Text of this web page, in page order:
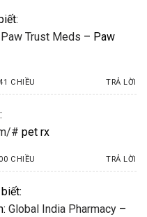
Paw Trust Meds – Paw
CHIỀU TRẢ LỜI
# pet rx
CHIỀU TRẢ LỜI
Global India Pharmacy –